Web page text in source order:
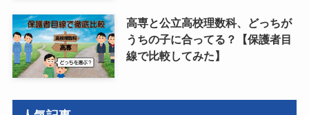
高専と公立高校理数科、どっちが
うちの子に合ってる？【保護者目
線で比較してみた】